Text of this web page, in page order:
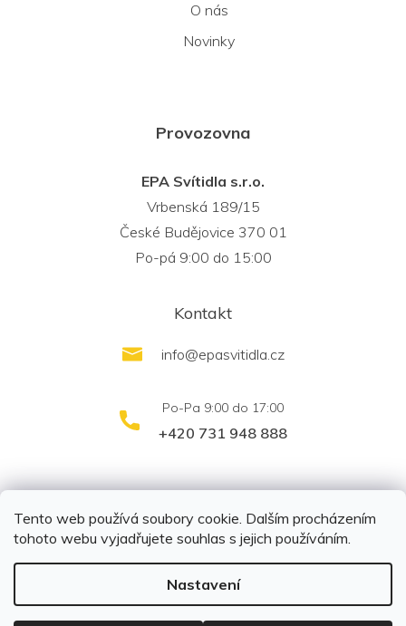
Tento web používá soubory cookie. Dalším procházením
tohoto webu vyjadřujete souhlas s jejich používáním.
Nastavení
O nás
Novinky
Provozovna
EPA Svítidla s.r.o.
Vrbenská 189/15
České Budějovice 370 01
Po-pá 9:00 do 15:00
Kontakt
info@epasvitidla.cz
+420 731 948 888
Copyright 2026EPA svítidla s.r.o.. Všechna práva